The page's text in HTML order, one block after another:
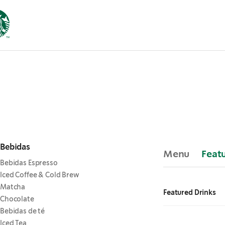
Bebidas
Bebidas Espresso
Iced Coffee & Cold Brew
Matcha
Chocolate
Bebidas de té
Iced Tea
Menu
Featured Drinks